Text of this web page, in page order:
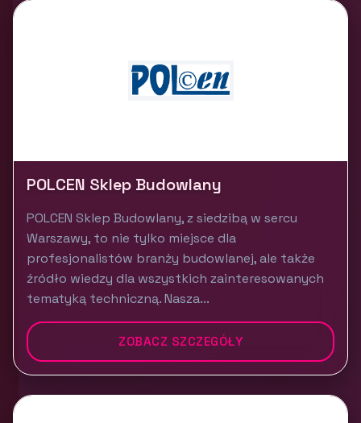
POLCEN Sklep Budowlany
POLCEN Sklep Budowlany, z siedzibą w sercu
Warszawy, to nie tylko miejsce dla
profesjonalistów branży budowlanej, ale także
źródło wiedzy dla wszystkich zainteresowanych
tematyką techniczną. Nasza...
ZOBACZ SZCZEGÓŁY